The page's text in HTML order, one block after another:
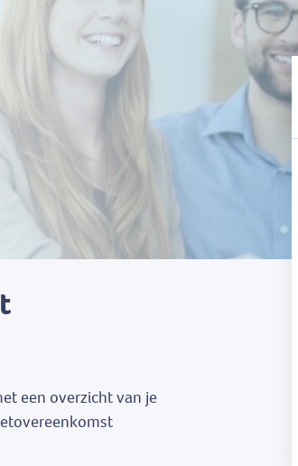
een overzicht van je